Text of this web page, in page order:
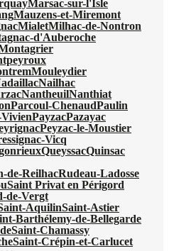
Marsac-sur-l'Isle
Mauzens-et-Miremont
MialetMilhac-de-Nontron
d'Auberoche
Mouleydier
Nailhac
NantheuilNanthiat
Parcoul-ChenaudPaulin
VivienPayzacPazayac
Peyzac-le-Moustier
Vicq
QueyssacQuinsac
de-ReilhacRudeau-Ladosse
Saint Privat en Périgord
de-Vergt
AquilinSaint-Astier
Barthélemy-de-Bellegarde
Saint-Chamassy
Saint-Crépin-et-Carlucet